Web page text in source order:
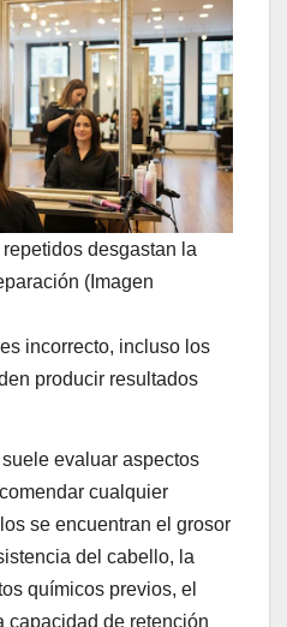
desgastan la
(Imagen
incorrecto, incluso los
producir resultados
evaluar aspectos
cualquier
se encuentran el grosor
del cabello, la
químicos previos, el
capacidad de retención